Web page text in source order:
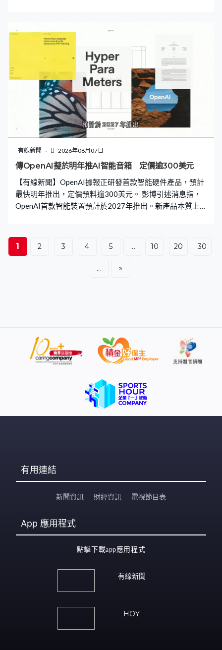
有線新聞 2026年08月07日
傳OpenAI擬於明年推AI智能音箱 定價逾300美元
【有線新聞】OpenAI據報正研發首款智能硬件產品，預計
最快明年推出，定價預料逾300美元。 彭博引述消息指，
OpenAI首款智能裝置預計於2027年推出。新產品本質上
美元。消息指這款產品能夠與用家互動，使用時的感覺會
更生動，產品亦配備相機及感應器，可感知周圍環境資
1 2 3 4 5 ... 10 20 30
... »
有用連結
新聞資訊 財經資訊 電視節目表
App 應用程式
點擊下載app應用程式
有線新聞
HOY